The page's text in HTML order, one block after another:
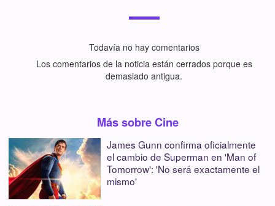
Todavía no hay comentarios
Los comentarios de la noticia están cerrados porque es
demasiado antigua.
Más sobre Cine
James Gunn confirma oficialmente
el cambio de Superman en 'Man of
Tomorrow': 'No será exactamente el
mismo'